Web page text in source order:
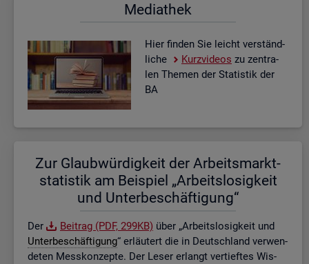
Me­dia­thek
Hier fin­den Sie leicht ver­ständ­
li­che
Kurz­vi­de­os zu zen­tra­
len The­men der Sta­tis­tik der
BA
Zur Glaub­wür­dig­keit der Ar­beits­markt­
sta­tis­tik am Bei­spiel „Ar­beits­lo­sig­keit
und Un­ter­be­schäf­ti­gung“
Der Bei­trag (PDF, 299KB) über „Ar­beits­lo­sig­keit und
Un­ter­be­schäf­ti­gung“ er­läu­tert die in Deutsch­land ver­wen­
de­ten Mess­kon­zep­te. Der Leser er­langt ver­tief­tes Wis­